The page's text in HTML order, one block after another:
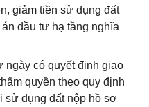
giảm tiền sử dụng đất
đầu tư hạ tầng nghĩa
ngày có quyết định giao
quyền theo quy định
sử dụng đất nộp hồ sơ